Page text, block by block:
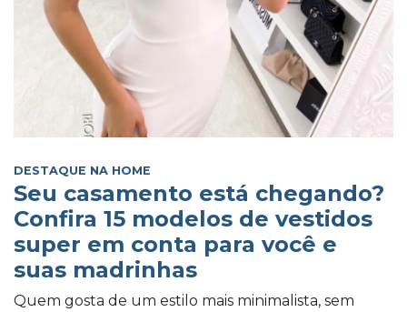
DESTAQUE NA HOME
Seu casamento está chegando?
Confira 15 modelos de vestidos
super em conta para você e
suas madrinhas
Quem gosta de um estilo mais minimalista, sem